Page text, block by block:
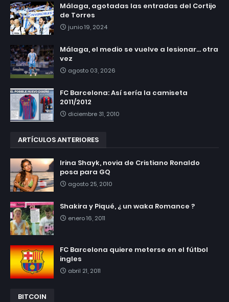
Málaga, agotadas las entradas del Cortijo
de Torres
junio 19, 2024
Málaga, el medio se vuelve a lesionar... otra
vez
agosto 03, 2026
FC Barcelona: Así sería la camiseta
2011/2012
diciembre 31, 2010
ARTÍCULOS ANTERIORES
Irina Shayk, novia de Cristiano Ronaldo
posa para GQ
agosto 25, 2010
Shakira y Piqué, ¿ un waka Romance ?
enero 16, 2011
FC Barcelona quiere meterse en el fútbol
ingles
abril 21, 2011
BITCOIN